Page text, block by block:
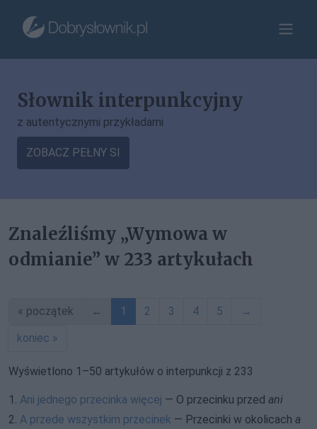
Słownik interpunkcyjny
z autentycznymi przykładami
ZOBACZ PEŁNY SI
Znaleźliśmy „Wymowa w
odmianie” w 233 artykułach
« początek ← 1 2 3 4 5
→
koniec »
Wyświetlono 1–50 artykułów o interpunkcji z 233
1. Ani jednego przecinka więcej — O przecinku przed ani
2. A przede wszystkim przecinek — Przecinki w okolicach a